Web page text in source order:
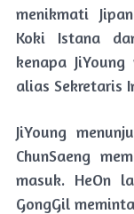
menikmati
Koki Istana
kenapa
alias Sekretaris
JiYoung
ChunSaeng
masuk. HeOn
GongGil